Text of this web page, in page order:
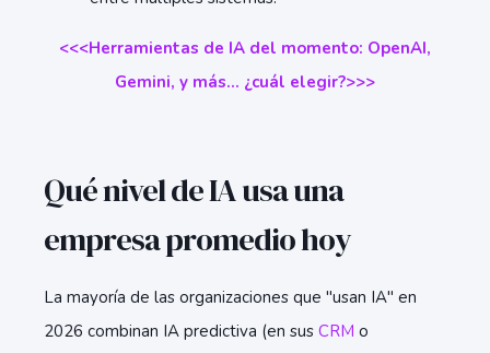
<<<Herramientas de IA del momento: OpenAI,
Gemini, y más… ¿cuál elegir?>>>
Qué nivel de IA usa una
empresa promedio hoy
La mayoría de las organizaciones que "usan IA" en
2026 combinan IA predictiva (en sus CRM o